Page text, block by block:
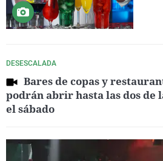
DESESCALADA
Bares de copas y
podrán abrir hasta las dos de
el sábado